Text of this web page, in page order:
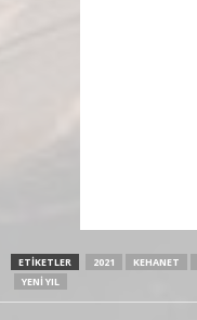
ETIKETLER 2021 KEHANET
YENI YIL